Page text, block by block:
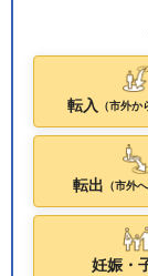
転入 （市外か
転出 （市外
妊娠・